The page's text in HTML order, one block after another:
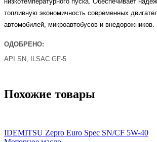
тoпливную экoнoмичнocть coврeмeнныx
aвтoмoбилeй, микрoaвтoбуcoв и внeдoрoжникoв.
ОДОБРЕНО:
API SN, ILSAC GF-5
Похожие товары
IDEMITSU Zepro Euro Spec SN/CF 5W-40